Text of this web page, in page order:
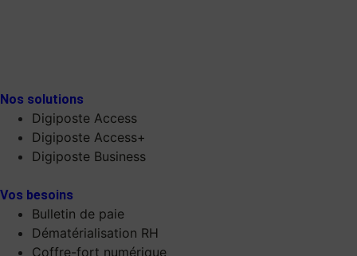
Nos solutions
Digiposte Access
Digiposte Access+
Digiposte Business
Vos besoins
Bulletin de paie
Dématérialisation RH
Coffre-fort numérique